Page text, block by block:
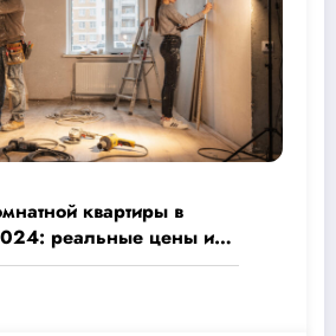
квартиры в
реальные цены и
которые вам не